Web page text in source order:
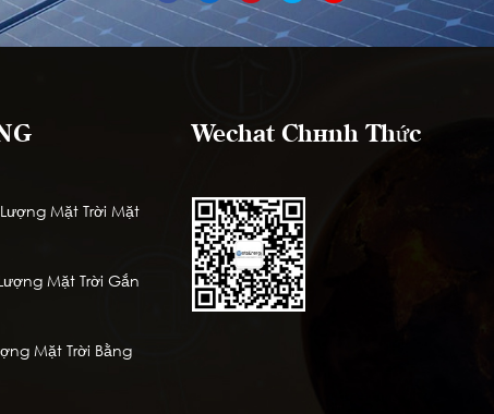
Mặt Trời Mặt
Mặt Trời Gắn
Mặt Trời Bằng
Wechat Chính Thức